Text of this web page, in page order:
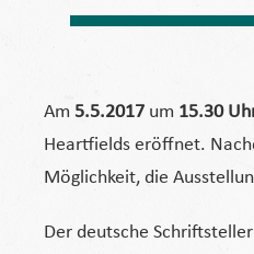
Am 5.5.2017 um 15.30
Heartfields eröffnet.
Möglichkeit, die
Der deutsche